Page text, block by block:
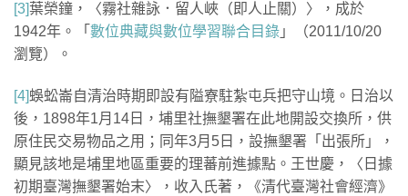
[3]葉榮鐘，〈霧社雜詠．留人峽（即人止關）〉，成於
1942年。「 數位典藏與數位學習聯合目錄 」（2011/10/20
瀏覽）。
[4]蜈蚣崙自清治時期即設有隘寮駐紮屯兵把守山境。日治以
後，1898年1月14日，埔里社撫墾署在此地開設交換所，供
原住民交易物品之用；同年3月5日，設撫墾署「出張所」，
顯見該地是埔里地區重要的理蕃前進據點。王世慶，〈日據
初期臺灣撫墾署始末〉，收入氏著，《清代臺灣社會經濟》